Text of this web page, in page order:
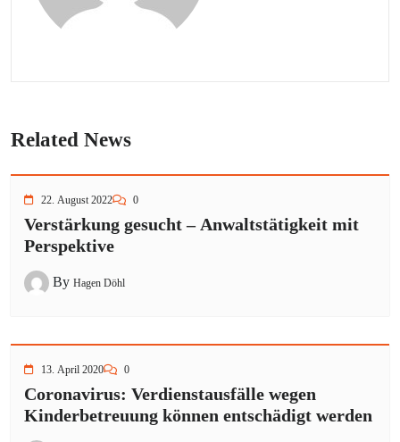
Related News
22. August 2022 0
Verstärkung gesucht – Anwaltstätigkeit mit
Perspektive
By Hagen Döhl
13. April 2020 0
Coronavirus: Verdienstausfälle wegen
Kinderbetreuung können entschädigt werden